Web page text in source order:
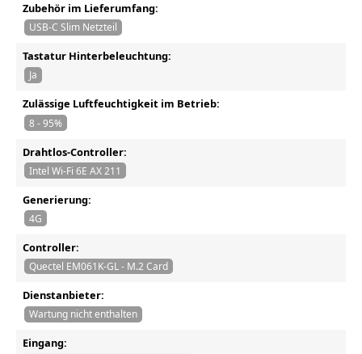
Zubehör im Lieferumfang:
USB-C Slim Netzteil
Tastatur Hinterbeleuchtung:
Ja
Zulässige Luftfeuchtigkeit im Betrieb:
8 - 95%
Drahtlos-Controller:
Intel Wi-Fi 6E AX 211
Generierung:
4G
Controller:
Quectel EM061K-GL - M.2 Card
Dienstanbieter:
Wartung nicht enthalten
Eingang: